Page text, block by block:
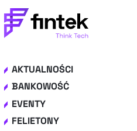
AKTUALNOŚCI
BANKOWOŚĆ
EVENTY
FELIETONY